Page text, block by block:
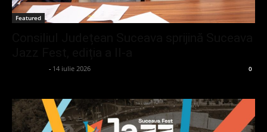
Featured
- 14 iulie 2026 0